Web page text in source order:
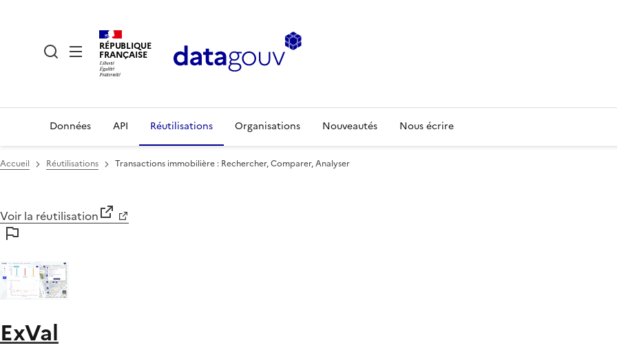
RÉPUBLIQUE
FRANÇAISE
Données API Réutilisations Organisations Nouveautés Nous écrire
Accueil Réutilisations Transactions immobilière : Rechercher, Comparer, Analyser
Voir la réutilisation
ExVal